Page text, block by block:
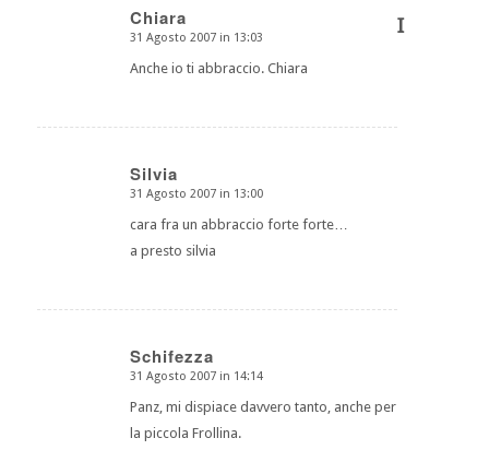
Chiara
dice:
31 Agosto 2007 in 13:03
Anche io ti abbraccio. Chiara
Silvia
dice:
31 Agosto 2007 in 13:00
cara fra un abbraccio forte forte…
a presto silvia
Schifezza
dice:
31 Agosto 2007 in 14:14
Panz, mi dispiace davvero tanto, anche per
la piccola Frollina.
I